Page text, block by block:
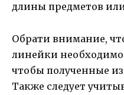
длины предметов
Обрати внимание,
линейки необходимо
чтобы полученные
Также следует